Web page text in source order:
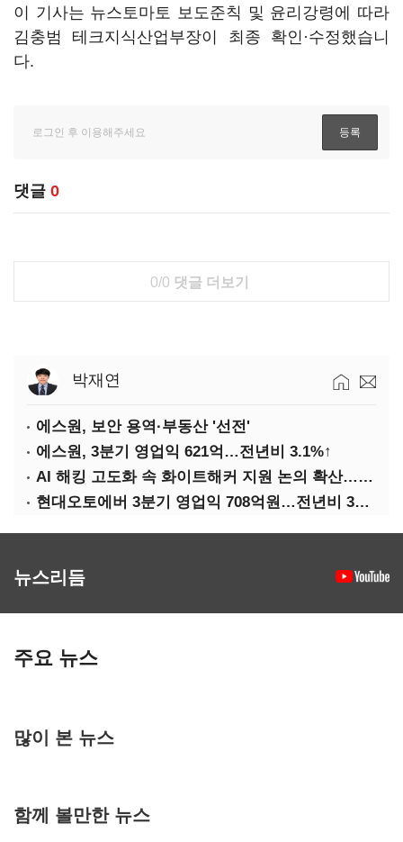
이 기사는 뉴스토마토 보도준칙 및 윤리강령에 따라
김충범 테크지식산업부장이 최종 확인·수정했습니
다.
댓글 0
0/0 댓글 더보기
박재연
에스원, 보안 용역·부동산 '선전'
에스원, 3분기 영업익 621억…전년비 3.1%↑
AI 해킹 고도화 속 화이트해커 지원 논의 확산…'버그바운티' 재조명
현대오토에버 3분기 영업익 708억원…전년비 34.8%↑
뉴스리듬
주요 뉴스
많이 본 뉴스
함께 볼만한 뉴스